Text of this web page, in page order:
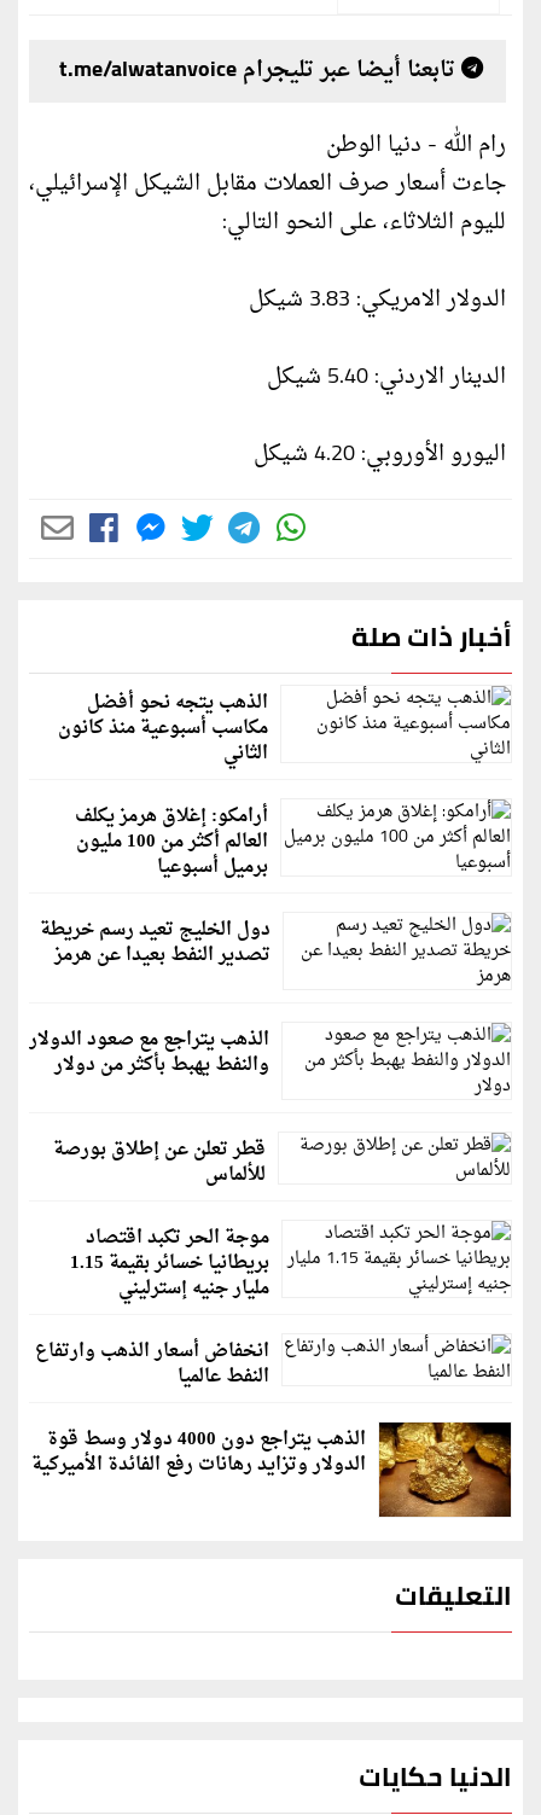
تابعنا أيضا عبر تليجرام t.me/alwatanvoice
رام الله - دنيا الوطن
جاءت أسعار صرف العملات مقابل الشيكل الإسرائيلي،
لليوم الثلاثاء، على النحو التالي:
الدولار الامريكي: 3.83 شيكل
الدينار الاردني: 5.40 شيكل
اليورو الأوروبي: 4.20 شيكل
أخبار ذات صلة
الذهب يتجه نحو أفضل
مكاسب أسبوعية منذ كانون
الثاني
أرامكو: إغلاق هرمز يكلف
العالم أكثر من 100 مليون
برميل أسبوعيا
دول الخليج تعيد رسم خريطة
تصدير النفط بعيدا عن هرمز
الذهب يتراجع مع صعود الدولار
والنفط يهبط بأكثر من دولار
قطر تعلن عن إطلاق بورصة
للألماس
موجة الحر تكبد اقتصاد
بريطانيا خسائر بقيمة 1.15
مليار جنيه إسترليني
انخفاض أسعار الذهب وارتفاع
النفط عالميا
الذهب يتراجع دون 4000 دولار وسط قوة
الدولار وتزايد رهانات رفع الفائدة الأميركية
التعليقات
الدنيا حكايات